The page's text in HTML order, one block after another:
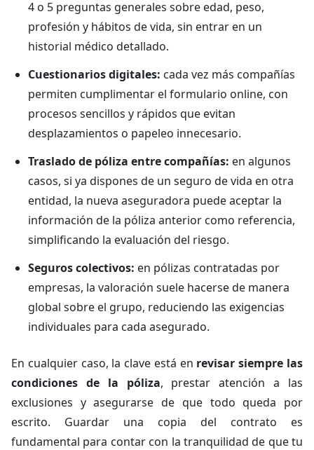
4 o 5 preguntas generales sobre edad, peso,
profesión y hábitos de vida, sin entrar en un
historial médico detallado.
Cuestionarios digitales: cada vez más compañías
permiten cumplimentar el formulario online, con
procesos sencillos y rápidos que evitan
desplazamientos o papeleo innecesario.
Traslado de póliza entre compañías: en algunos
casos, si ya dispones de un seguro de vida en otra
entidad, la nueva aseguradora puede aceptar la
información de la póliza anterior como referencia,
simplificando la evaluación del riesgo.
Seguros colectivos: en pólizas contratadas por
empresas, la valoración suele hacerse de manera
global sobre el grupo, reduciendo las exigencias
individuales para cada asegurado.
En cualquier caso, la clave está en revisar siempre las
condiciones de la póliza, prestar atención a las
exclusiones y asegurarse de que todo queda por
escrito. Guardar una copia del contrato es
fundamental para contar con la tranquilidad de que tu